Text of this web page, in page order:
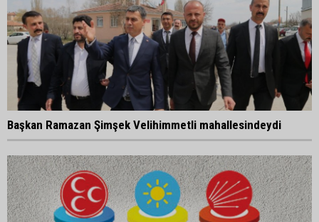
Başkan Ramazan Şimşek Velihimmetli mahallesindeydi